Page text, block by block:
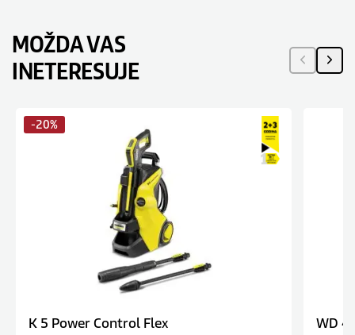
MOŽDA VAS
INETERESUJE
-20%
K 5 Power Control Flex WD 4